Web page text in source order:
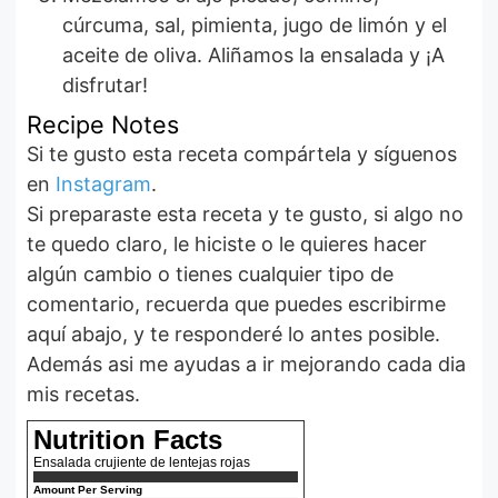
cúrcuma, sal, pimienta, jugo de limón y el
aceite de oliva. Aliñamos la ensalada y ¡A
disfrutar!
Recipe Notes
Si te gusto esta receta compártela y síguenos
en Instagram.
Si preparaste esta receta y te gusto, si algo no
te quedo claro, le hiciste o le quieres hacer
algún cambio o tienes cualquier tipo de
comentario, recuerda que puedes escribirme
aquí abajo, y te responderé lo antes posible.
Además asi me ayudas a ir mejorando cada dia
mis recetas.
Nutrition Facts
Ensalada crujiente de lentejas rojas
Amount Per Serving